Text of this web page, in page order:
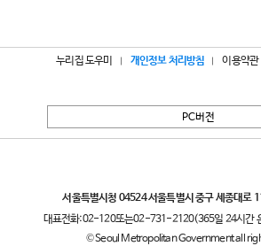
누리집 도우미 개인정보 처리방침 이용약관
PC버전
서울특별시청 04524 서울특별시 중구 세종대로
대표전화:02-120또는02-731-2120(365일 24시간
© Seoul Metropolitan Government all